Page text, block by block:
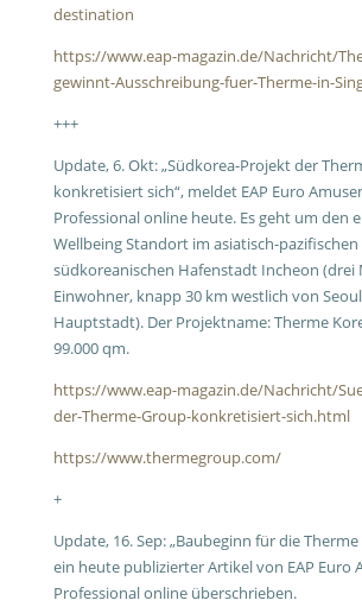
destination
https://www.eap-magazin.de/Nachricht/
gewinnt-Ausschreibung-fuer-Therme-in-
+++
Update, 6. Okt: „Südkorea-Projekt der
konkretisiert sich“, meldet EAP Euro
Professional online heute. Es geht um den
Wellbeing Standort im asiatisch-pazifischen
südkoreanischen Hafenstadt Incheon (drei
Einwohner, knapp 30 km westlich von
Hauptstadt). Der Projektname: Therme
99.000 qm.
https://www.eap-magazin.de/Nachricht/
der-Therme-Group-konkretisiert-sich.html
https://www.thermegroup.com/
+
Update, 16. Sep: „Baubeginn für die
ein heute publizierter Artikel von EAP Euro
Professional online überschrieben.